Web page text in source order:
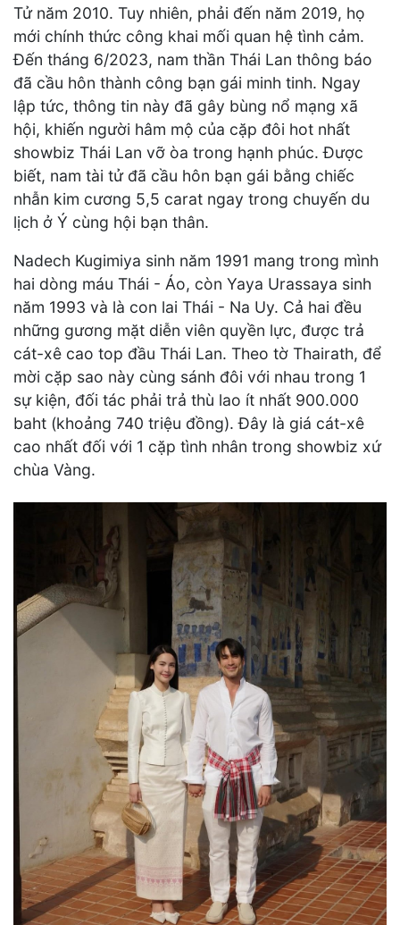
Tử năm 2010. Tuy nhiên, phải đến năm 2019, họ
mới chính thức công khai mối quan hệ tình cảm.
Đến tháng 6/2023, nam thần Thái Lan thông báo
đã cầu hôn thành công bạn gái minh tinh. Ngay
lập tức, thông tin này đã gây bùng nổ mạng xã
hội, khiến người hâm mộ của cặp đôi hot nhất
showbiz Thái Lan vỡ òa trong hạnh phúc. Được
biết, nam tài tử đã cầu hôn bạn gái bằng chiếc
nhẫn kim cương 5,5 carat ngay trong chuyến du
lịch ở Ý cùng hội bạn thân.
Nadech Kugimiya sinh năm 1991 mang trong mình
hai dòng máu Thái - Áo, còn Yaya Urassaya sinh
năm 1993 và là con lai Thái - Na Uy. Cả hai đều
những gương mặt diễn viên quyền lực, được trả
cát-xê cao top đầu Thái Lan. Theo tờ Thairath, để
mời cặp sao này cùng sánh đôi với nhau trong 1
sự kiện, đối tác phải trả thù lao ít nhất 900.000
baht (khoảng 740 triệu đồng). Đây là giá cát-xê
cao nhất đối với 1 cặp tình nhân trong showbiz xứ
chùa Vàng.